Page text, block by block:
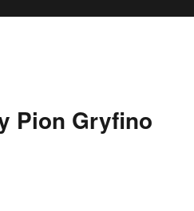
Pion Gryfino